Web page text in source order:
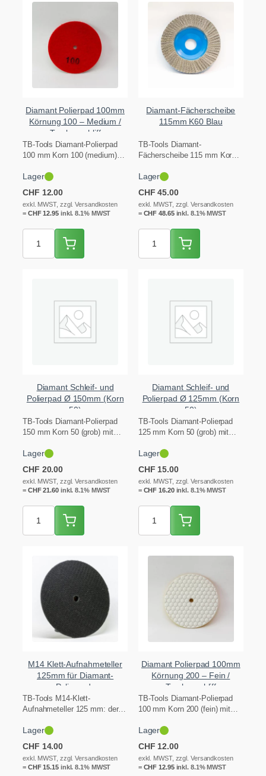
Diamant Polierpad 100mm
Körnung 100 – Medium /
Trockenschliff
TB-Tools Diamant-Polierpad
100 mm Korn 100 (medium)
Aufnahmeteller. Zum
Schleifen…
Lager
CHF 12.00
exkl. MWST, zzgl. Versandkosten
= CHF12.95inkl. 8.1% MWST
Diamant-Fächerscheibe
115mm K60 Blau
TB-Tools Diamant-
Fächerscheibe 115 mm Korn
selbstschärfenden Lamellen,
direkt auf M14. Zum…
Lager
CHF 45.00
exkl. MWST, zzgl. Versandkosten
= CHF 48.65inkl. 8.1% MWST
Diamant Schleif- und
Polierpad Ø 150mm (Korn
50)
TB-Tools Diamant-Polierpad
150 mm Korn 50 (grob) mit
Aufnahmeteller. Zum
Schleifen…
Lager
CHF 20.00
exkl. MWST, zzgl. Versandkosten
= CHF21.60inkl. 8.1% MWST
Diamant Schleif- und
Polierpad Ø 125mm (Korn
50)
TB-Tools Diamant-Polierpad
125 mm Korn 50 (grob) mit
Aufnahmeteller. Zum
Schleifen…
Lager
CHF 15.00
exkl. MWST, zzgl. Versandkosten
= CHF 16.20inkl. 8.1% MWST
M14 Klett-Aufnahmeteller
125mm für Diamant-
Polierpads
TB-Tools M14-Klett-
Aufnahmeteller 125 mm: der
Polierpads. Wird auf den
Winkelschleifer (M14)…
Lager
CHF 14.00
exkl. MWST, zzgl. Versandkosten
= CHF15.15inkl. 8.1% MWST
Diamant Polierpad 100mm
Körnung 200 – Fein /
Trockenschliff
TB-Tools Diamant-Polierpad
100 mm Korn 200 (fein) mit
Aufnahmeteller. Zum
Schleifen…
Lager
CHF 12.00
exkl. MWST, zzgl. Versandkosten
= CHF 12.95inkl. 8.1% MWST